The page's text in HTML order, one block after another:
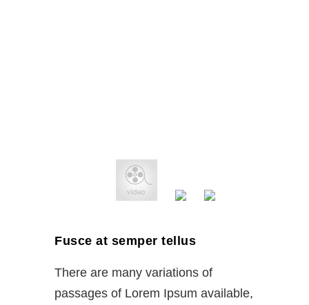
Fusce at semper tellus
There are many variations of
passages of Lorem Ipsum available,